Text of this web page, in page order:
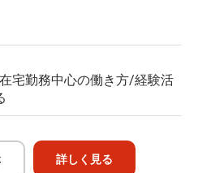
宅勤務中心の働き方/経験活
詳しく見る